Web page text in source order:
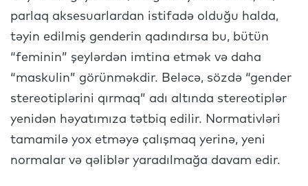
parlaq aksesuarlardan istifadə olduğu halda,
təyin edilmiş genderin qadındırsa bu, bütün
“feminin” şeylərdən imtina etmək və daha
“maskulin” görünməkdir. Beləcə, sözdə “gender
stereotiplərini qırmaq” adı altında stereotiplər
yenidən həyatımıza tətbiq edilir. Normativləri
tamamilə yox etməyə çalışmaq yerinə, yeni
normalar və qəliblər yaradılmağa davam edir.